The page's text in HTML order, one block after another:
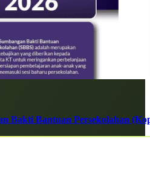
Bakti Bantuan Persekolahan